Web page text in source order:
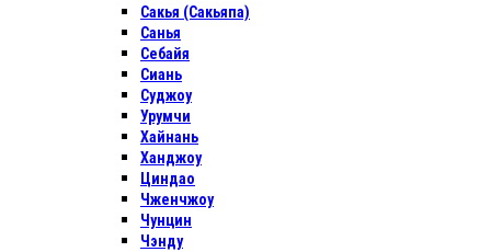
Сакья (Сакьяпа)
Санья
Себайя
Сиань
Суджоу
Урумчи
Хайнань
Ханджоу
Циндао
Чженчжоу
Чунцин
Чэнду